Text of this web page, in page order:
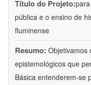
Título do Projeto:
pública e o ensino de
fluminense
Resumo: Objetivamos
epistemológicos que
Básica entenderem-se